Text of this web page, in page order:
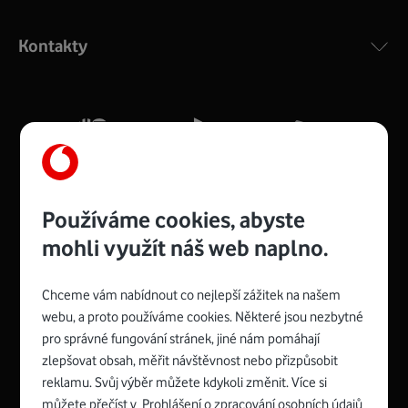
silný signál pro celou domácnost. Kompaktní rozměry 21
Více o COMPAL CH7465VF
Zyxel VMG8623-T50B:
Rozměry modemu jsou 16 x 22 x 7,5 cm (včetně stojánku)
a nabízí 4 gigabitové LAN porty a bezdrátové připojení Wi-
Spojte se s Vodafonem
Kontakty
Používáme cookies, abyste
mohli využít náš web naplno.
Chceme vám nabídnout co nejlepší zážitek na našem
webu, a proto používáme cookies. Některé jsou nezbytné
pro správné fungování stránek, jiné nám pomáhají
zlepšovat obsah, měřit návštěvnost nebo přizpůsobit
reklamu. Svůj výběr můžete kdykoli změnit. Více si
můžete přečíst v Prohlášení o zpracování osobních údajů